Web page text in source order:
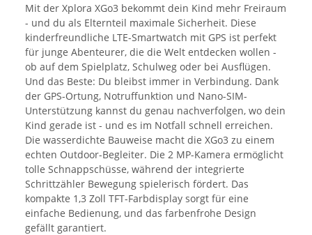
Mit der Xplora XGo3 bekommt dein Kind mehr Freiraum
- und du als Elternteil maximale Sicherheit. Diese
kinderfreundliche LTE-Smartwatch mit GPS ist perfekt
für junge Abenteurer, die die Welt entdecken wollen -
ob auf dem Spielplatz, Schulweg oder bei Ausflügen.
Und das Beste: Du bleibst immer in Verbindung. Dank
der GPS-Ortung, Notruffunktion und Nano-SIM-
Unterstützung kannst du genau nachverfolgen, wo dein
Kind gerade ist - und es im Notfall schnell erreichen.
Die wasserdichte Bauweise macht die XGo3 zu einem
echten Outdoor-Begleiter. Die 2 MP-Kamera ermöglicht
tolle Schnappschüsse, während der integrierte
Schrittzähler Bewegung spielerisch fördert. Das
kompakte 1,3 Zoll TFT-Farbdisplay sorgt für eine
einfache Bedienung, und das farbenfrohe Design
gefällt garantiert.